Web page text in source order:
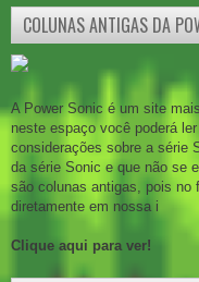
COLUNAS ANTIGAS DA
A Power Sonic é um site
neste espaço você poderá
considerações sobre a série
da série Sonic e que não se
são colunas antigas, pois no
diretamente em nossa i
Clique aqui para ver!